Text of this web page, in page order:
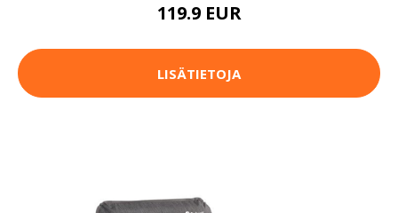
119.9 EUR
LISÄTIETOJA